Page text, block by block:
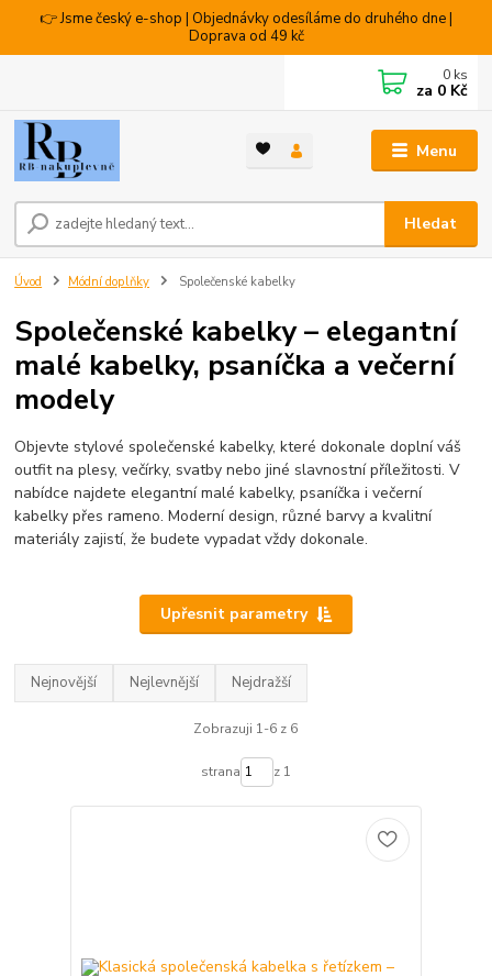
👉 Jsme český e-shop | Objednávky odesíláme do druhého dne |
Doprava od 49 kč
Menu
Hledat
0 ks
za 0 Kč
Úvod Módní doplňky Společenské kabelky
Společenské kabelky – elegantní
malé kabelky, psaníčka a večerní
modely
Objevte stylové společenské kabelky, které dokonale doplní váš
outfit na plesy, večírky, svatby nebo jiné slavnostní příležitosti. V
nabídce najdete elegantní malé kabelky, psaníčka i večerní
kabelky přes rameno. Moderní design, různé barvy a kvalitní
materiály zajistí, že budete vypadat vždy dokonale.
Upřesnit parametry
Nejnovější Nejlevnější Nejdražší
Zobrazuji 1-6 z 6
strana z 1